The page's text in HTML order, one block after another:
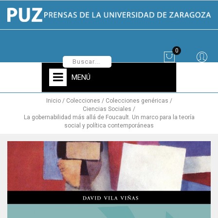
0
MENÚ
Inicio Colecciones
Colecciones genéricas
Ciencias Sociales
La gobernabilidad más allá de Foucault. Un marco para la teoría
social y política contemporáneas